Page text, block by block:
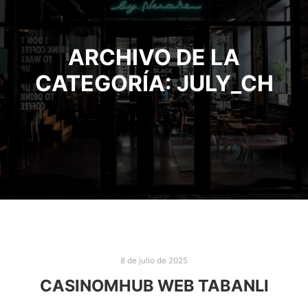
ARCHIVO DE LA
CATEGORÍA:JULY_CH
8 de julio de 2025
CASINOMHUB WEB TABANLI